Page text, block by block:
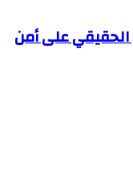
الحقيقي على أمن